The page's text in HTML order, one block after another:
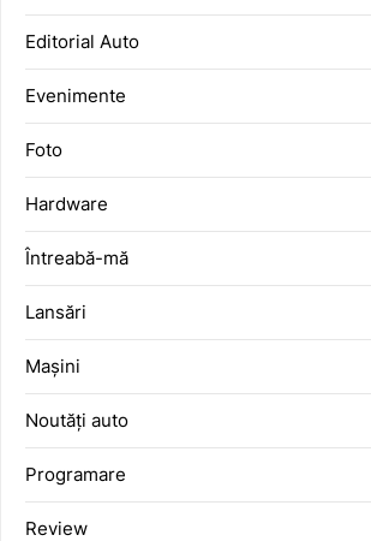
Editorial Auto
Evenimente
Foto
Hardware
Întreabă-mă
Lansări
Mașini
Noutăți auto
Programare
Review